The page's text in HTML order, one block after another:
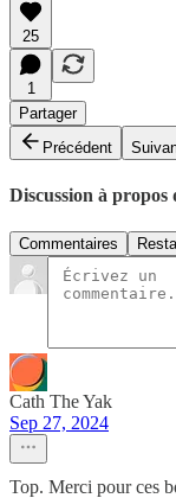
25
1
Partager
Précédent
Discussion à propos
Commentaires
Cath The Yak
Sep 27, 2024
Top. Merci pour ces